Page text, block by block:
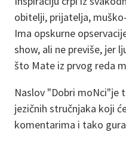
obitelji, prijatelja,
Ima opskurne
show, ali ne previše, jer
što Mate iz prvog reda
Naslov "Dobri moNci"je
jezičnih stručnjaka koji
komentarima i tako